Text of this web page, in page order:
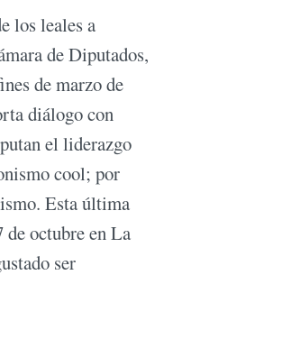
los leales a
de Diputados,
de marzo de
diálogo con
el liderazgo
cool; por
Esta última
octubre en La
ser